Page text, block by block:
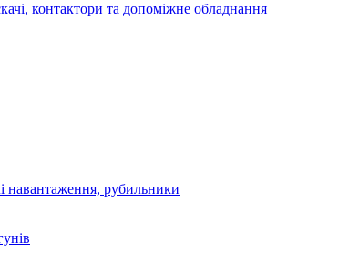
контактори та допоміжне обладнання
навантаження, рубильники